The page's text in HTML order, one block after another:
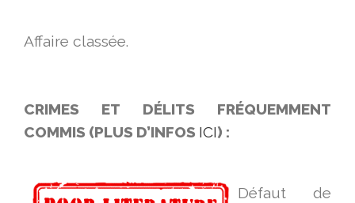
Affaire classée.
CRIMES ET DÉLITS FRÉQUEMMENT
COMMIS (PLUS D’INFOS ICI) :
Défaut de